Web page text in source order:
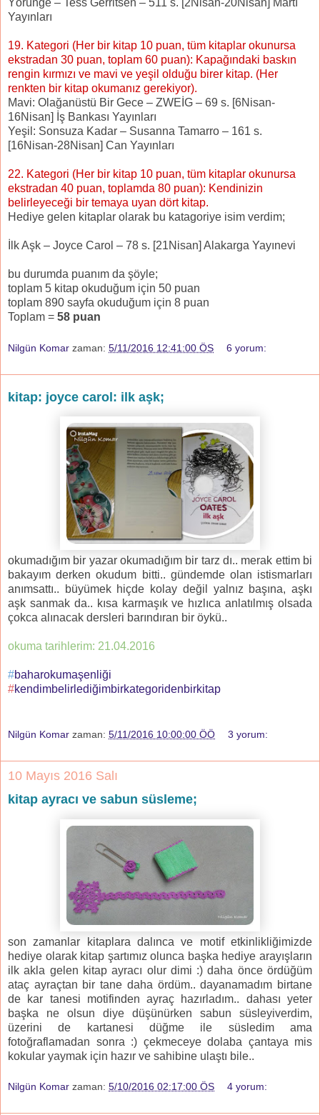
Yörünge – Tess Gerritsen – 511 s. [2Nisan-20Nisan] Martı
Yayınları
19. Kategori (Her bir kitap 10 puan, tüm kitaplar okunursa
ekstradan 30 puan, toplam 60 puan): Kapağındaki baskın
rengin kırmızı ve mavi ve yeşil olduğu birer kitap. (Her
renkten bir kitap okumanız gerekiyor).
Mavi: Olağanüstü Bir Gece – ZWEİG – 69 s. [6Nisan-
16Nisan] İş Bankası Yayınları
Yeşil: Sonsuza Kadar – Susanna Tamarro – 161 s.
[16Nisan-28Nisan] Can Yayınları
22. Kategori (Her bir kitap 10 puan, tüm kitaplar okunursa
ekstradan 40 puan, toplamda 80 puan): Kendinizin
belirleyeceği bir temaya uyan dört kitap.
Hediye gelen kitaplar olarak bu katagoriye isim verdim;
İlk Aşk – Joyce Carol – 78 s. [21Nisan] Alakarga Yayınevi
bu durumda puanım da şöyle;
toplam 5 kitap okuduğum için 50 puan
toplam 890 sayfa okuduğum için 8 puan
Toplam = 58 puan
Nilgün Komar zaman: 5/11/2016 12:41:00 ÖS 6 yorum:
kitap: joyce carol: ilk aşk;
okumadığım bir yazar okumadığım bir tarz dı.. merak ettim bi
bakayım derken okudum bitti.. gündemde olan istismarları
anımsattı.. büyümek hiçde kolay değil yalnız başına, aşkı
aşk sanmak da.. kısa karmaşık ve hızlıca anlatılmış olsada
çokca alınacak dersleri barındıran bir öykü..
okuma tarihlerim: 21.04.2016
#baharokumaşenliği
#kendimbelirlediğimbirkategoridenbirkitap
Nilgün Komar zaman: 5/11/2016 10:00:00 ÖÖ 3 yorum:
10 Mayıs 2016 Salı
kitap ayracı ve sabun süsleme;
son zamanlar kitaplara dalınca ve motif etkinlikliğimizde
hediye olarak kitap şartımız olunca başka hediye arayışların
ilk akla gelen kitap ayracı olur dimi :) daha önce ördüğüm
ataç ayraçtan bir tane daha ördüm.. dayanamadım birtane
de kar tanesi motifinden ayraç hazırladım.. dahası yeter
başka ne olsun diye düşünürken sabun süsleyiverdim,
üzerini de kartanesi düğme ile süsledim ama
fotoğraflamadan sonra :) çekmeceye dolaba çantaya mis
kokular yaymak için hazır ve sahibine ulaştı bile..
Nilgün Komar zaman: 5/10/2016 02:17:00 ÖS 4 yorum: